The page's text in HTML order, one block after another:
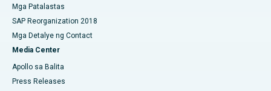
Mga Patalastas
SAP Reorganization 2018
Mga Detalye ng Contact
Media Center
Apollo sa Balita
Press Releases